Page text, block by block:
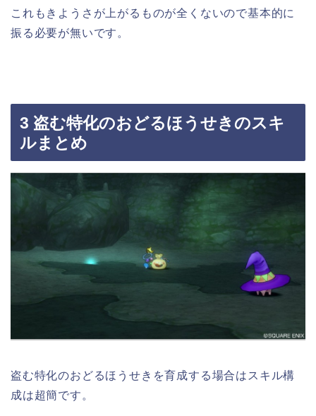
これもきようさが上がるものが全くないので基本的に
振る必要が無いです。
3 盗む特化のおどるほうせきのスキ
ルまとめ
盗む特化のおどるほうせきを育成する場合はスキル構
成は超簡です。